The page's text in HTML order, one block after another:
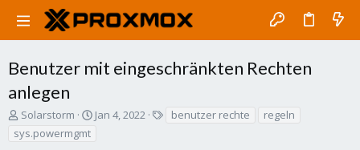
Benutzer mit eingeschränkten Rechten
anlegen
T
r
Solarstorm
S
Jan 4, 2022 benutzer rechte
regeln
sys.powermgmt